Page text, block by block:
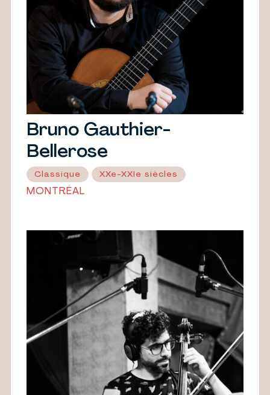
Bruno Gauthier-
Bellerose
Classique XXe-XXIe siècles
MONTRÉAL